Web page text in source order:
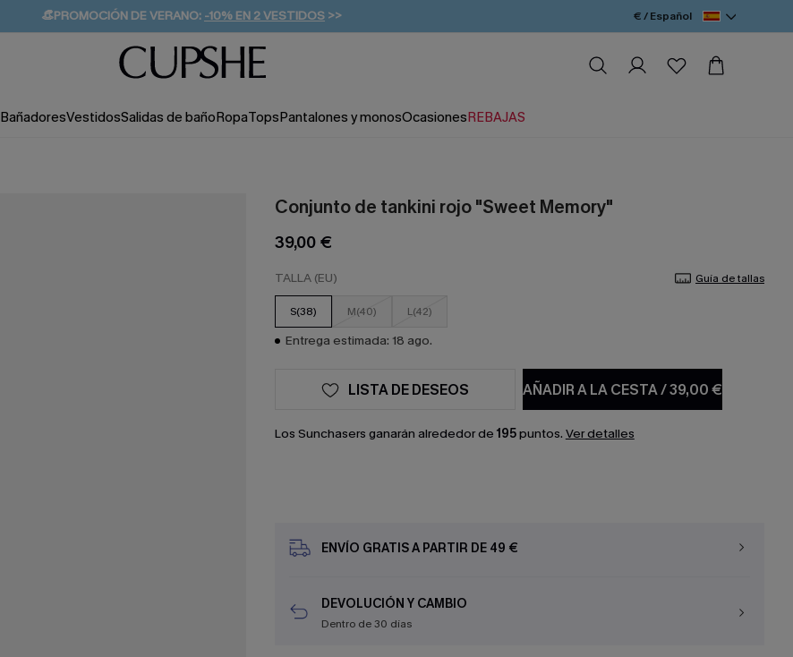
👒PROMOCIÓN DE VERANO: -10% EN 2 VESTIDOS >>
💌¡SUSCRIBIRSE & GANAR -10% EXTRA!
🚚ENVÍO GRATUITO A PARTIR DE 49 € >>
€ / Español
BañadoresVestidosSalidas de bañoRopaTopsPantalones y monosOcasionesREBAJAS
Conjunto de tankini rojo "Sweet Memory"
39,00 €
TALLA (EU) Guía de tallas
S(38) M(40) L(42)
Entrega estimada: 18 ago.
AÑADIR A LA CESTA/39,00 €
LISTA DE DESEOS
Los Sunchasers ganarán alrededor de 195puntos. Ver detalles
ENVÍO GRATIS A PARTIR DE 49 €
DEVOLUCIÓN Y CAMBIO
Dentro de 30 días